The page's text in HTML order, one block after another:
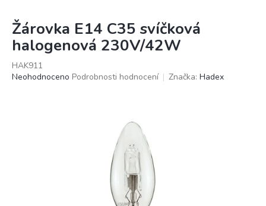
Žárovka E14 C35 svíčková
halogenová 230V/42W
HAK911
Průměrné
Neohodnoceno Podrobnosti hodnocení Značka: Hadex